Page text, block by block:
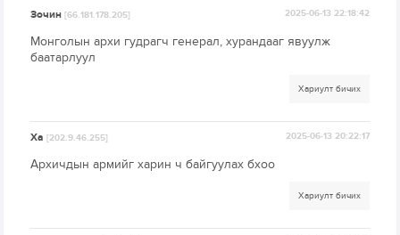
Зочин[66.181.178.205] 2025-06-13 22:18:42
Монголын архи гудрагч генерал, хурандааг явуулж
баатарлуул
Хариулт бичих
Ха[202.9.46.255] 2025-06-13 20:22:17
Архичдын армийг харин ч байгуулах бхоо
Хариулт бичих